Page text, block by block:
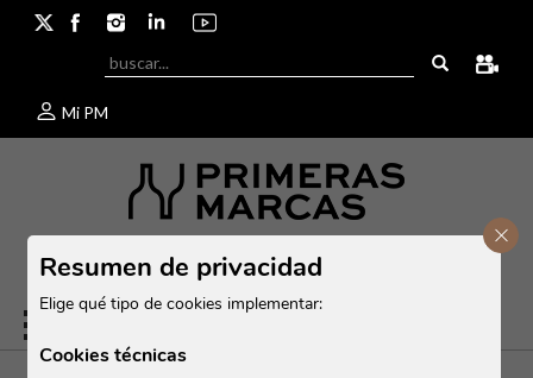
Mi PM
Resumen de privacidad
Elige qué tipo de cookies implementar:
Cookies técnicas